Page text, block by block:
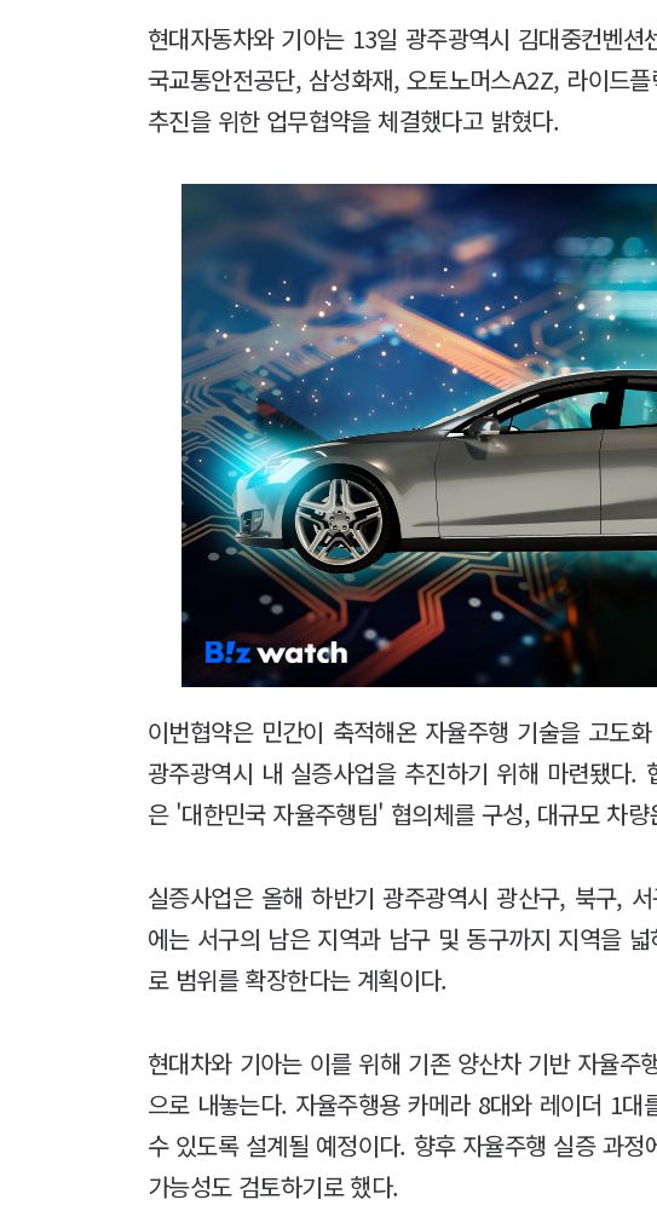
현대자동차와 기아는 13일 광주광역시 김대중컨벤
국교통안전공단, 삼성화재, 오토노머스A2Z, 라이드
추진을 위한 업무협약을 체결했다고 밝혔다.
이번협약은 민간이 축적해온 자율주행 기술을 고도
광주광역시 내 실증사업을 추진하기 위해 마련됐다.
은 '대한민국 자율주행팀' 협의체를 구성, 대규모 차
실증사업은 올해 하반기 광주광역시 광산구, 북구,
에는 서구의 남은 지역과 남구 및 동구까지 지역을
로 범위를 확장한다는 계획이다.
현대차와 기아는 이를 위해 기존 양산차 기반 자율
으로 내놓는다. 자율주행용 카메라 8대와 레이더 1
수 있도록 설계될 예정이다. 향후 자율주행 실증 과
가능성도 검토하기로 했다.